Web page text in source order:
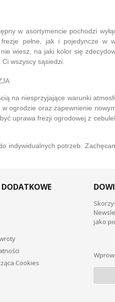
w asortymencie pochodzi
pełne, jak i pojedyncze w
wiesz, na jaki kolor się
wszyscy sąsiedzi.
na niesprzyjające warunki
ogrodzie oraz zapewnienie
uprawa frezji ogrodowej z
indywidualnych potrzeb.
Cookies
jako